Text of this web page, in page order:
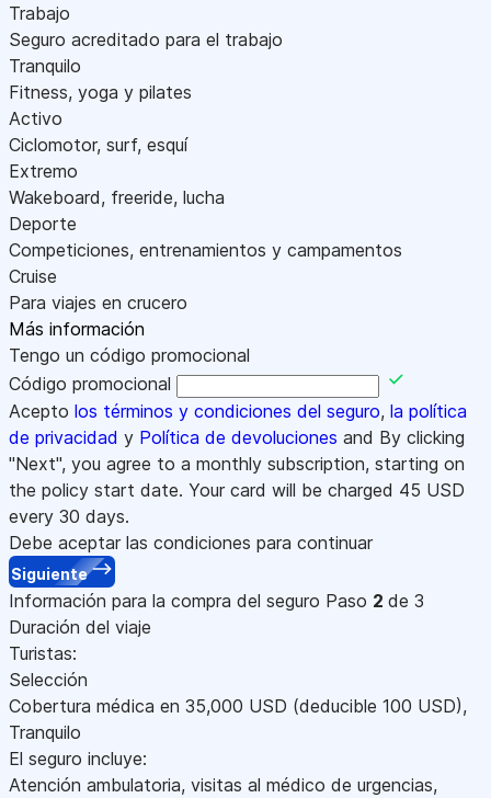
Trabajo
Seguro acreditado para el trabajo
Tranquilo
Fitness, yoga y pilates
Activo
Ciclomotor, surf, esquí
Extremo
Wakeboard, freeride, lucha
Deporte
Competiciones, entrenamientos y campamentos
Cruise
Para viajes en crucero
Más información
Tengo un código promocional
Código promocional
Acepto los términos y condiciones del seguro, la política
de privacidad y Política de devoluciones and By clicking
"Next", you agree to a monthly subscription, starting on
the policy start date. Your card will be charged 45 USD
every 30 days.
Debe aceptar las condiciones para continuar
Siguiente
Información para la compra del seguro Paso 2 de 3
Duración del viaje
Turistas:
Selección
Cobertura médica en 35,000 USD (deducible 100 USD),
Tranquilo
El seguro incluye:
Atención ambulatoria, visitas al médico de urgencias,